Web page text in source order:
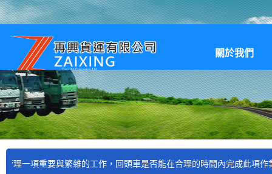
關於我們
產品項目
項重要與繁雜的工作，回頭車是否能在合理的時間內完成此項作